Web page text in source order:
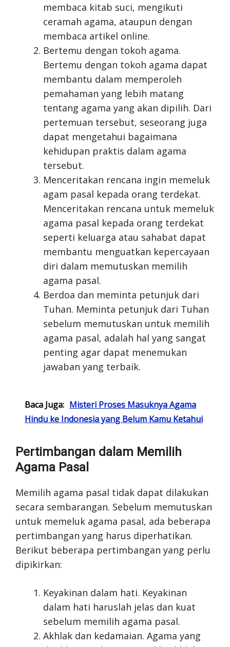
membaca kitab suci, mengikuti
ceramah agama, ataupun dengan
membaca artikel online.
Bertemu dengan tokoh agama.
Bertemu dengan tokoh agama dapat
membantu dalam memperoleh
pemahaman yang lebih matang
tentang agama yang akan dipilih. Dari
pertemuan tersebut, seseorang juga
dapat mengetahui bagaimana
kehidupan praktis dalam agama
tersebut.
Menceritakan rencana ingin memeluk
agam pasal kepada orang terdekat.
Menceritakan rencana untuk memeluk
agama pasal kepada orang terdekat
seperti keluarga atau sahabat dapat
membantu menguatkan kepercayaan
diri dalam memutuskan memilih
agama pasal.
Berdoa dan meminta petunjuk dari
Tuhan. Meminta petunjuk dari Tuhan
sebelum memutuskan untuk memilih
agama pasal, adalah hal yang sangat
penting agar dapat menemukan
jawaban yang terbaik.
Baca Juga: Misteri Proses Masuknya Agama
Hindu ke Indonesia yang Belum Kamu Ketahui
Pertimbangan dalam Memilih
Agama Pasal
Memilih agama pasal tidak dapat dilakukan
secara sembarangan. Sebelum memutuskan
untuk memeluk agama pasal, ada beberapa
pertimbangan yang harus diperhatikan.
Berikut beberapa pertimbangan yang perlu
dipikirkan:
Keyakinan dalam hati. Keyakinan
dalam hati haruslah jelas dan kuat
sebelum memilih agama pasal.
Akhlak dan kedamaian. Agama yang